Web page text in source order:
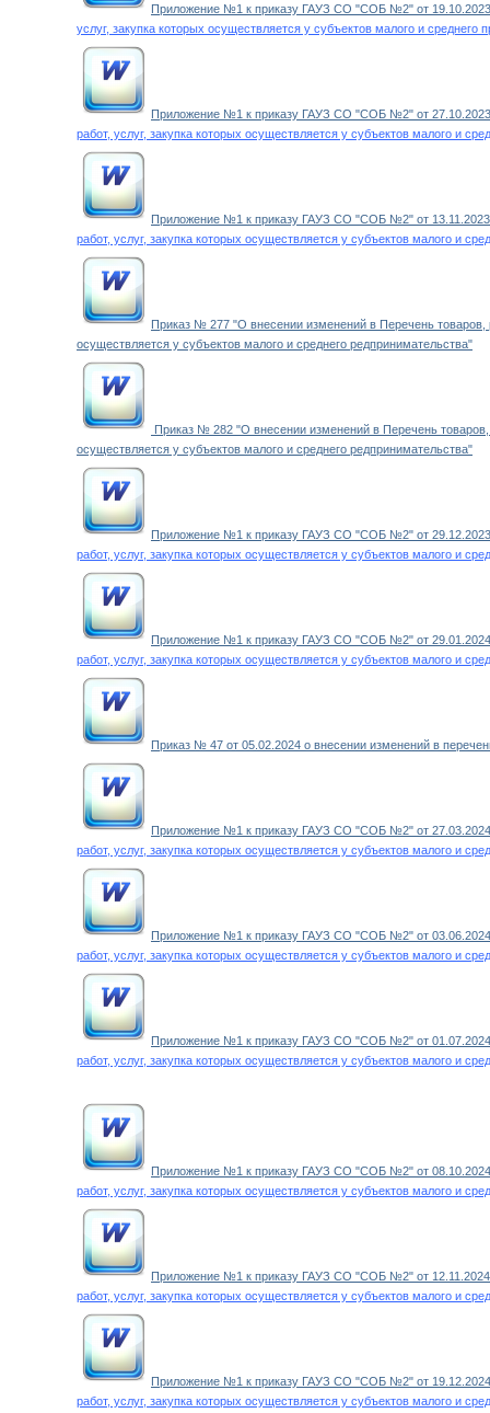
Приложение №1 к приказу ГАУЗ СО "СОБ №2" от
услуг, закупка которых осуществляется у субъектов малого и среднего
Приложение №1 к приказу ГАУЗ СО "СОБ №2" от
работ, услуг, закупка которых осуществляется у субъектов малого и
Приложение №1 к приказу ГАУЗ СО "СОБ №2" от
работ, услуг, закупка которых осуществляется у субъектов малого и
Приказ № 277 "О внесении изменений в Перечень товаров,
осуществляется у субъектов малого и среднего редпринимательства"
Приказ № 282 "О внесении изменений в Перечень товаров,
осуществляется у субъектов малого и среднего редпринимательства"
Приложение №1 к приказу ГАУЗ СО "СОБ №2" от
работ, услуг, закупка которых осуществляется у субъектов малого и
Приложение №1 к приказу ГАУЗ СО "СОБ №2" от
работ, услуг, закупка которых осуществляется у субъектов малого и
Приказ № 47 от 05.02.2024 о внесении изменений в
Приложение №1 к приказу ГАУЗ СО "СОБ №2" от
работ, услуг, закупка которых осуществляется у субъектов малого и
Приложение №1 к приказу ГАУЗ СО "СОБ №2" от
работ, услуг, закупка которых осуществляется у субъектов малого и
Приложение №1 к приказу ГАУЗ СО "СОБ №2" от
работ, услуг, закупка которых осуществляется у субъектов малого и
Приложение №1 к приказу ГАУЗ СО "СОБ №2" от
работ, услуг, закупка которых осуществляется у субъектов малого и
Приложение №1 к приказу ГАУЗ СО "СОБ №2" от
работ, услуг, закупка которых осуществляется у субъектов малого и
Приложение №1 к приказу ГАУЗ СО "СОБ №2" от
работ, услуг, закупка которых осуществляется у субъектов малого и